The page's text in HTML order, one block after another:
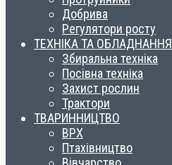
Добрива
Регулятори росту
ТЕХНІКА ТА ОБЛАДНАННЯ
Збиральна техніка
Посівна техніка
Захист рослин
Трактори
ТВАРИННИЦТВО
ВРХ
Птахівництво